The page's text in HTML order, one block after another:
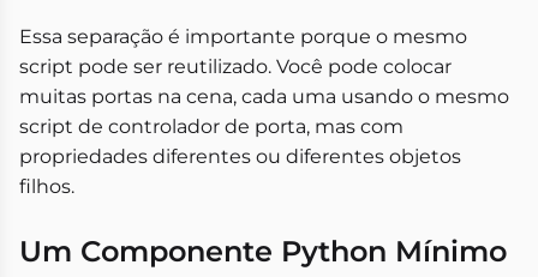
Essa separação é importante porque o mesmo
script pode ser reutilizado. Você pode colocar
muitas portas na cena, cada uma usando o mesmo
script de controlador de porta, mas com
propriedades diferentes ou diferentes objetos
filhos.
Um Componente Python Mínimo